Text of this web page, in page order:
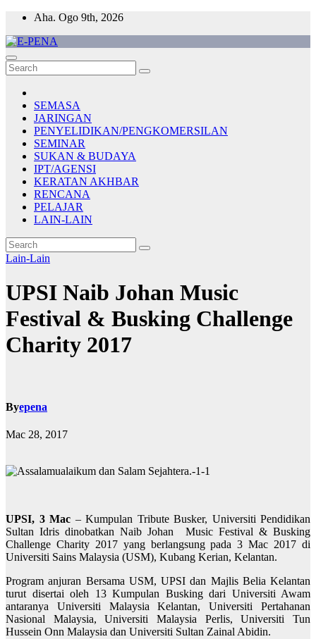
Skip
content
Aha. Ogo 9th, 2026
E-PENA
Berita Digital Terkini
SEMASA
JARINGAN
PENYELIDIKAN/PENGKOMERSILAN
SEMINAR
SUKAN & BUDAYA
IPT/AGENSI
KERATAN AKHBAR
RENCANA
PELAJAR
LAIN-LAIN
Lain-Lain
UPSI Naib Johan Music
Festival & Busking Challenge
Charity 2017
Byepena
Mac 28, 2017
UPSI, 3 Mac – Kumpulan Tribute Busker, Universiti Pendidikan
Sultan Idris dinobatkan Naib Johan Music Festival & Busking
Challenge Charity 2017 yang berlangsung pada 3 Mac 2017 di
Universiti Sains Malaysia (USM), Kubang Kerian, Kelantan.
Program anjuran Bersama USM, UPSI dan Majlis Belia Kelantan
turut disertai oleh 13 Kumpulan Busking dari Universiti Awam
antaranya Universiti Malaysia Kelantan, Universiti Pertahanan
Nasional Malaysia, Universiti Malaysia Perlis, Universiti Tun
Hussein Onn Malaysia dan Universiti Sultan Zainal Abidin.